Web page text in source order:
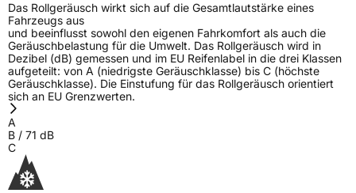
Das Rollgeräusch wirkt sich auf die Gesamtlautstärke eines
Fahrzeugs aus
und beeinflusst sowohl den eigenen Fahrkomfort als auch die
Geräuschbelastung für die Umwelt. Das Rollgeräusch wird in
Dezibel (dB) gemessen und im EU Reifenlabel in die drei Klassen
aufgeteilt: von A (niedrigste Geräuschklasse) bis C (höchste
Geräuschklasse). Die Einstufung für das Rollgeräusch orientiert
sich an EU Grenzwerten.
A
B / 71 dB
C